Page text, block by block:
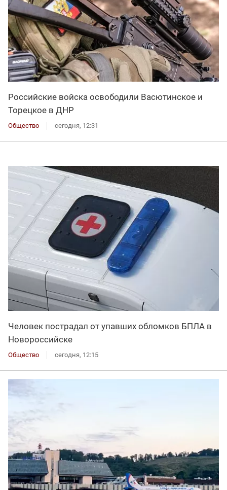
Российские войска освободили Васютинское и
Торецкое в ДНР
Общество сегодня, 12:31
Человек пострадал от упавших обломков БПЛА в
Новороссийске
Общество сегодня, 12:15